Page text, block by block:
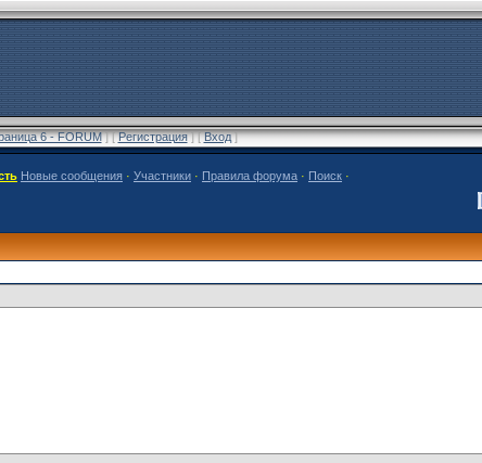
6 - FORUM] [Регистрация] [Вход]
Новые сообщения · Участники · Правила форума · Поиск ·